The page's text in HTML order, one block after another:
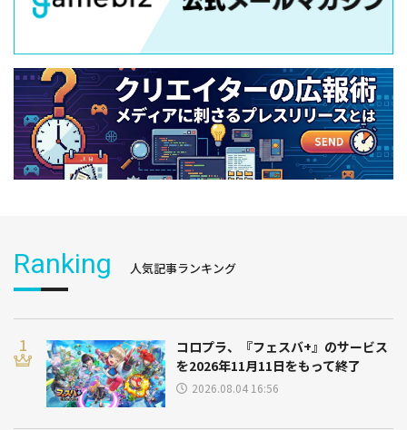
Ranking 人気記事ランキング
コロプラ、『フェスバ+』のサービス
を2026年11月11日をもって終了
2026.08.04 16:56